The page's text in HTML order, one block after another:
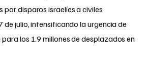
disparos israelíes a civiles
de julio, intensificando la urgencia de
los 1.9 millones de desplazados en